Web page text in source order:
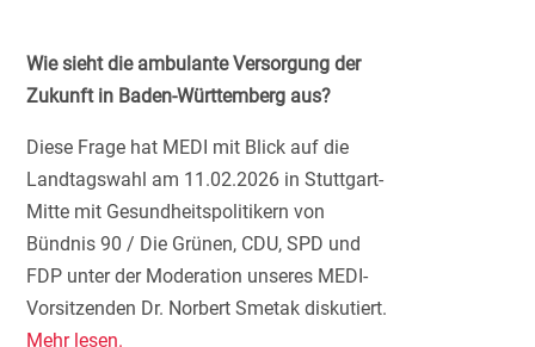
Wie sieht die ambulante Versorgung der
Zukunft in Baden-Württemberg aus?
Diese Frage hat MEDI mit Blick auf die
Landtagswahl am 11.02.2026 in Stuttgart-
Mitte mit Gesundheitspolitikern von
Bündnis 90 / Die Grünen, CDU, SPD und
FDP unter der Moderation unseres MEDI-
Vorsitzenden Dr. Norbert Smetak diskutiert.
Mehr lesen.